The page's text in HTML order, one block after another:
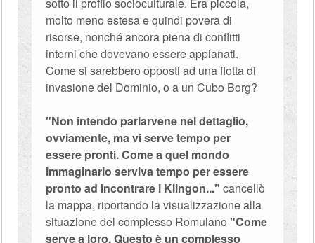
molto meno estesa e quindi povera di
risorse, nonché ancora piena di conflitti
interni che dovevano essere appianati.
Come si sarebbero opposti ad una flotta di
invasione del Dominio, o a un Cubo Borg?
"Non intendo parlarvene nel dettaglio,
ovviamente, ma vi serve tempo per
essere pronti. Come a quel mondo
immaginario serviva tempo per essere
pronto ad incontrare i Klingon..." cancellò
la mappa, riportando la visualizzazione alla
situazione del complesso Romulano"Come
serve a loro. Questo è un complesso